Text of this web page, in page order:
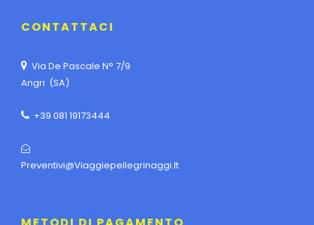
CONTATTACI
Via De Pascale N° 7/9
Angri (SA)
+39 081 19173444
Preventivi@viaggiepellegrinaggi.it